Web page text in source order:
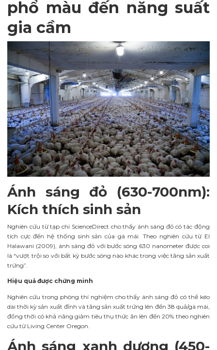
phổ màu đến năng suất
gia cầm
Ánh sáng đỏ (630-700nm):
Kích thích sinh sản
Nghiên cứu từ tạp chí ScienceDirect cho thấy ánh sáng đỏ có tác động
tích cực đến hệ thống sinh sản của gà mái. Theo nghiên cứu từ El
Halawani (2009), ánh sáng đỏ với bước sóng 630 nanometer được coi
là “vượt trội so với bất kỳ bước sóng nào khác trong việc tăng sản xuất
trứng”.
Hiệu quả được chứng minh
Nghiên cứu trong phòng thí nghiệm cho thấy ánh sáng đỏ có thể kéo
dài thời kỳ sản xuất đỉnh và tăng sản xuất trứng lên đến 38 quả/gà mái,
đồng thời có khả năng giảm tiêu thụ thức ăn lên đến 20% theo nghiên
cứu từ Living Center Oregon.
Ánh sáng xanh dương (450-